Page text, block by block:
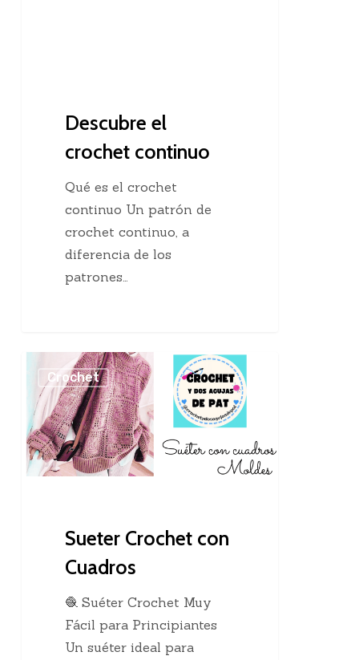
Descubre el
crochet continuo
Qué es el crochet
continuo Un patrón de
crochet continuo, a
diferencia de los
patrones…
Crochet
con
Cuadros
Crochet
Sueter Crochet con
Cuadros
🧶 Suéter Crochet Muy
Fácil para Principiantes
Un suéter ideal para